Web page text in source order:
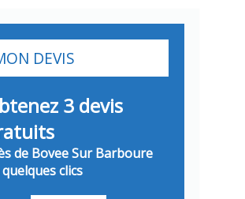
DEVIS
3 devis
de Bovee Sur Barboure
clics